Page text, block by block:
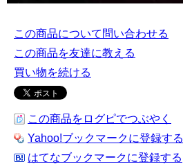
この商品について問い合わせる
この商品を友達に教える
買い物を続ける
この商品をログピでつぶやく
Yahoo!ブックマークに登録する
はてなブックマークに登録する